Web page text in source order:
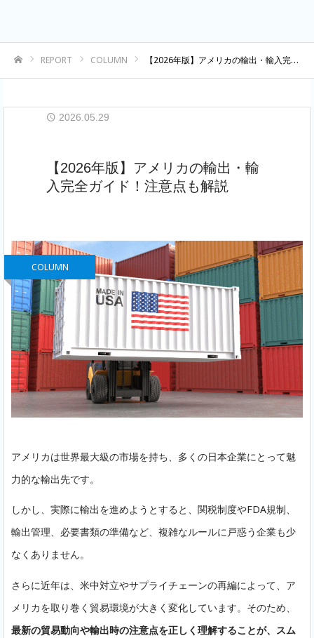
REPORT COLUMN 【2026年版】アメリカの輸出・輸入完全ガイド！注意点も解説
2026.05.29
【2026年版】アメリカの輸出・輸
入完全ガイド！注意点も解説
COLUMN
アメリカは世界最大級の市場を持ち、多くの日本企業にとって魅
力的な輸出先です。
しかし、実際に輸出を進めようとすると、関税制度やFDA規制、
輸出管理、必要書類の準備など、複雑なルールに戸惑う企業も少
なくありません。
さらに近年は、米中対立やサプライチェーンの再編によって、ア
メリカを取り巻く貿易環境が大きく変化しています。そのため、
最新の貿易動向や輸出時の注意点を正しく理解することが、スム